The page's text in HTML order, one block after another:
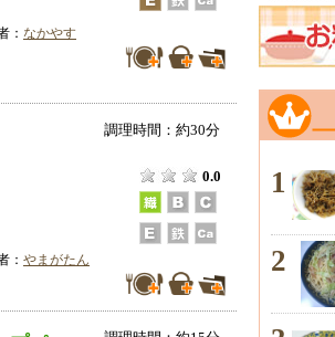
： なかやす
調理時間：約30分
0.0
： やまがたん
1
2